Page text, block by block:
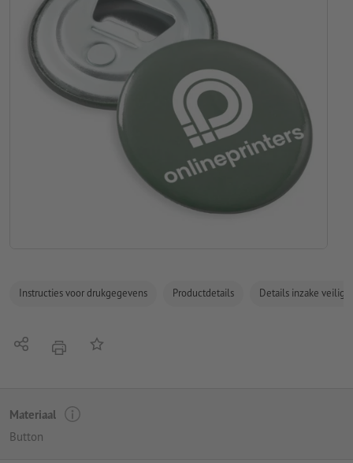
Instructies voor drukgegevens Productdetails Details inzake
Delen afdrukkenOp de lijst
Materiaal
Button